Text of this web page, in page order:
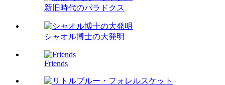
新旧時代のパラドクス
シャオル博士の大発明
Friends